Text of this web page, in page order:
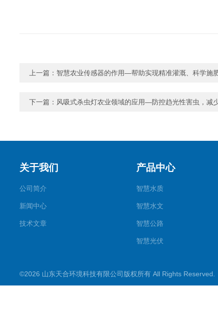
上一篇： 智慧农业传感器的作用—帮助实现精准灌溉、科学施
下一篇： 风吸式杀虫灯农业领域的应用—防控趋光性害虫，减
关于我们
公司简介
新闻中心
技术文章
产品中心
智慧水质
智慧水文
智慧公路
智慧光伏
智慧农业
©2026 山东天合环境科技有限公司版权所有 All Rights